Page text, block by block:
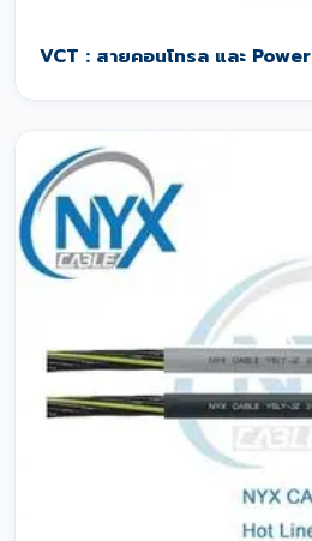
VCT : สายคอนโทรล และ Power